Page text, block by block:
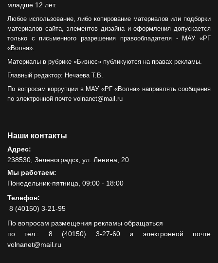
младше 12 лет.
Любое использование, либо копирование материалов или подборки
материалов сайта, элементов дизайна и оформления допускается
только с письменного разрешения правообладателя - МАУ «РГ
«Волна».
Материалы в рубрике «Бизнес» публикуются на правах рекламы.
Главный редактор: Нечаева Т.В.
По вопросам коррупции в МАУ «РГ «Волна» направлять сообщения
по электронной почте volnanet@mail.ru
Наши контакты
Адрес:
238530, Зеленоградск, ул. Ленина, 20
Мы работаем:
Понедельник-пятница, 09:00 - 18:00
Телефон:
8 (40150) 3-21-95
По вопросам размещения рекламы обращаться
по тел.: 8 (40150) 3-27-60 и электронной почте
volnanet@mail.ru